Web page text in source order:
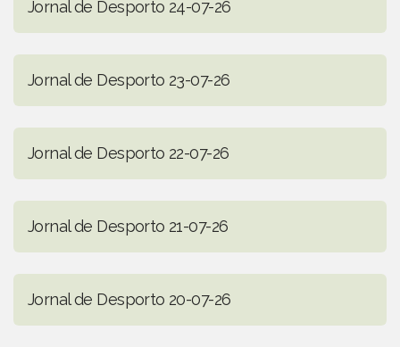
Jornal de Desporto 24-07-26
Jornal de Desporto 23-07-26
Jornal de Desporto 22-07-26
Jornal de Desporto 21-07-26
Jornal de Desporto 20-07-26